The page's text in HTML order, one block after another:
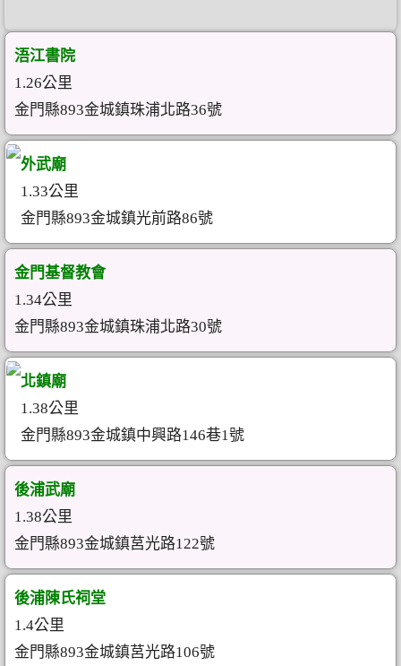
浯江書院
1.26公里
金門縣893金城鎮珠浦北路36號
外武廟
1.33公里
金門縣893金城鎮光前路86號
金門基督教會
1.34公里
金門縣893金城鎮珠浦北路30號
北鎮廟
1.38公里
金門縣893金城鎮中興路146巷1號
後浦武廟
1.38公里
金門縣893金城鎮莒光路122號
後浦陳氏祠堂
1.4公里
金門縣893金城鎮莒光路106號